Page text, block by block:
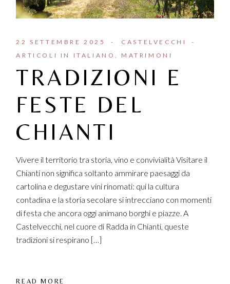
22 SETTEMBRE 2025
CASTELVECCHI
ARTICOLI IN ITALIANO
MATRIMONI
TRADIZIONI E
FESTE DEL
CHIANTI
Vivere il territorio tra storia, vino e convivialità Visitare il
Chianti non significa soltanto ammirare paesaggi da
cartolina e degustare vini rinomati: qui la cultura
contadina e la storia secolare si intrecciano con momenti
di festa che ancora oggi animano borghi e piazze. A
Castelvecchi, nel cuore di Radda in Chianti, queste
tradizioni si respirano […]
READ MORE